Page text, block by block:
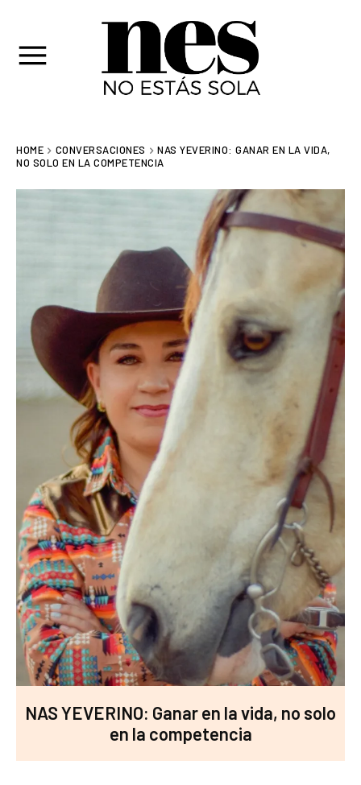
HOME CONVERSACIONES
NAS YEVERINO: GANAR EN LA VIDA,
NO SOLO EN LA COMPETENCIA
NAS YEVERINO: Ganar en la vida, no solo
en la competencia